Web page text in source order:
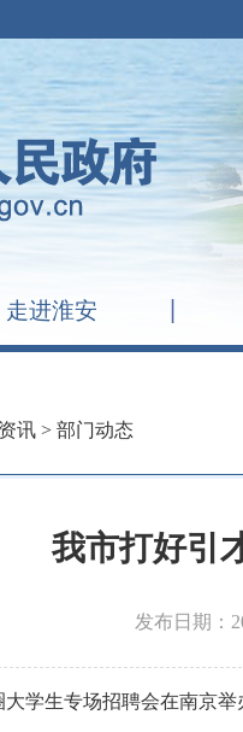
走进淮安
讯 > 部门动态
我市打好引
发布日期：
大学生专场招聘会在南京